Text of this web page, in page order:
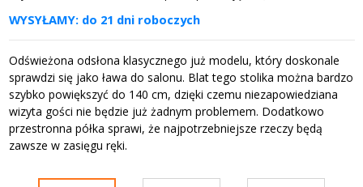
WYSYŁAMY: do 21 dni roboczych
Odświeżona odsłona klasycznego już modelu, który doskonale
sprawdzi się jako ława do salonu. Blat tego stolika można bardzo
szybko powiększyć do 140 cm, dzięki czemu niezapowiedziana
wizyta gości nie będzie już żadnym problemem. Dodatkowo
przestronna półka sprawi, że najpotrzebniejsze rzeczy będą
zawsze w zasięgu ręki.